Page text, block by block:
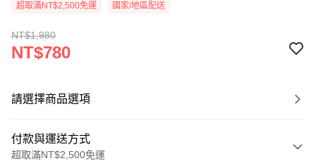
超取滿NT$2,500免運 國家/地區配送
NT$1,980
NT$780
請選擇商品選項
付款與運送方式
超取滿NT$2,500免運